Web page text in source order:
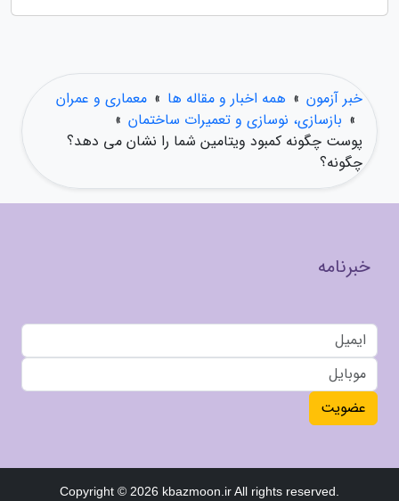
خبر آزمون » همه اخبار و مقاله ها » معماری و عمران
» بازسازی، نوسازی و تعمیرات ساختمان »
پوست چگونه کمبود ویتامین شما را نشان می دهد؟
چگونه؟
خبرنامه
عضویت
Copyright © 2026 kbazmoon.ir All rights reserved.